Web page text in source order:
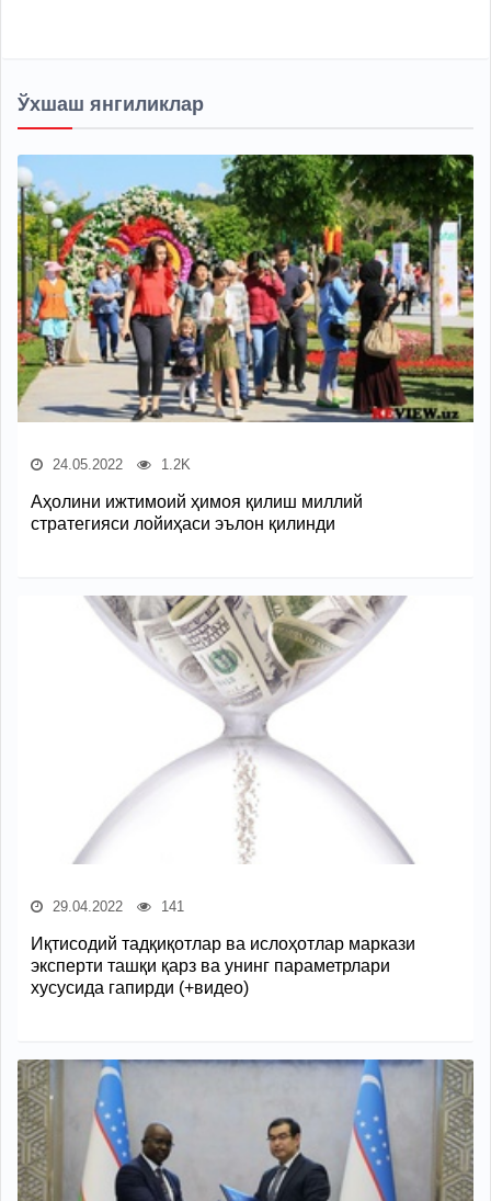
Ўхшаш янгиликлар
24.05.2022 1.2K
Аҳолини ижтимоий ҳимоя қилиш миллий
стратегияси лойиҳаси эълон қилинди
29.04.2022 141
Иқтисодий тадқиқотлар ва ислоҳотлар маркази
эксперти ташқи қарз ва унинг параметрлари
хусусида гапирди (+видео)